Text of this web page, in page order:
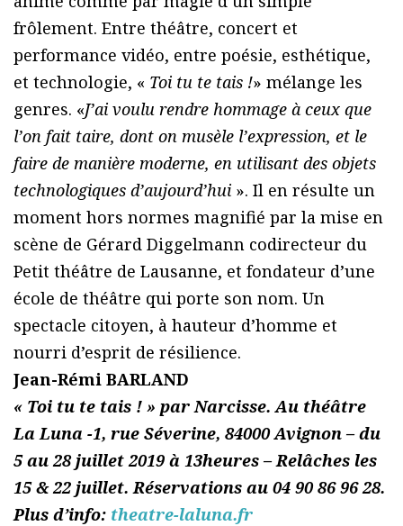
frôlement. Entre théâtre, concert et
performance vidéo, entre poésie, esthétique,
et technologie, « Toi tu te tais !» mélange les
genres. «J’ai voulu rendre hommage à ceux que
l’on fait taire, dont on musèle l’expression, et le
faire de manière moderne, en utilisant des objets
technologiques d’aujourd’hui ». Il en résulte un
moment hors normes magnifié par la mise en
scène de Gérard Diggelmann codirecteur du
Petit théâtre de Lausanne, et fondateur d’une
école de théâtre qui porte son nom. Un
spectacle citoyen, à hauteur d’homme et
nourri d’esprit de résilience.
Jean-Rémi BARLAND
« Toi tu te tais ! » par Narcisse. Au théâtre
La Luna -1, rue Séverine, 84000 Avignon – du
5 au 28 juillet 2019 à 13heures – Relâches les
15 & 22 juillet. Réservations au 04 90 86 96 28.
Plus d’info: theatre-laluna.fr